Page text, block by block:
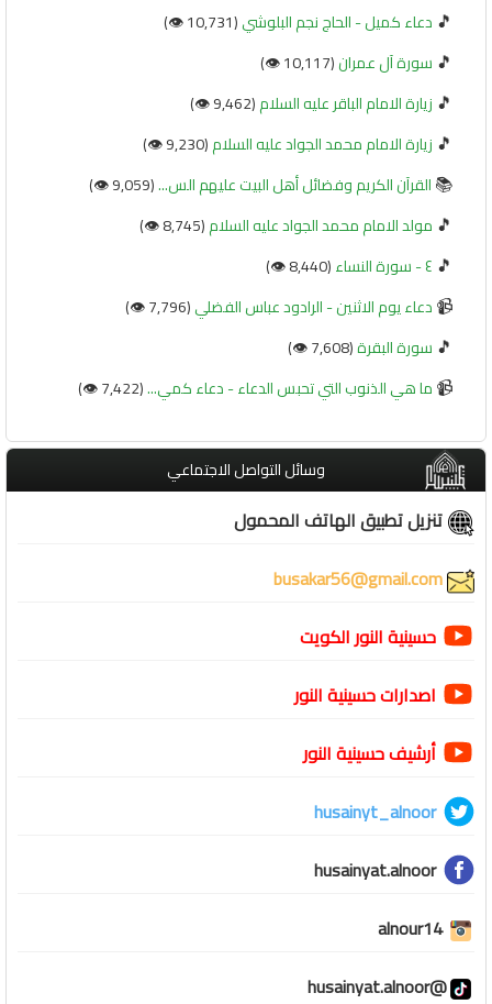
🎵 دعاء كميل - الحاج نجم البلوشي(10,731 👁️)
🎵 سورة آل عمران(10,117 👁️)
🎵 زيارة الامام الباقر عليه السلام(9,462 👁️)
🎵 زيارة الامام محمد الجواد عليه السلام(9,230 👁️)
📚القرآن الكريم وفضائل أهل البيت عليهم الس...(9,059 👁️)
🎵 مولد الامام محمد الجواد عليه السلام(8,745 👁️)
🎵 ٤ - سورة النساء (8,440 👁️)
📹دعاء يوم الاثنين - الرادود عباس الفضلي(7,796 👁️)
🎵 سورة البقرة(7,608 👁️)
📹ما هي الذنوب التي تحبس الدعاء - دعاء كمي...(7,422 👁️)
وسائل التواصل الاجتماعي
تنزيل تطبيق الهاتف المحمول
حسينية النور الكويت
اصدارات حسينية النور
أرشيف حسينية النور
husainyt_alnoor
husainyat.alnoor
alnour14
@husainyat.alnoor